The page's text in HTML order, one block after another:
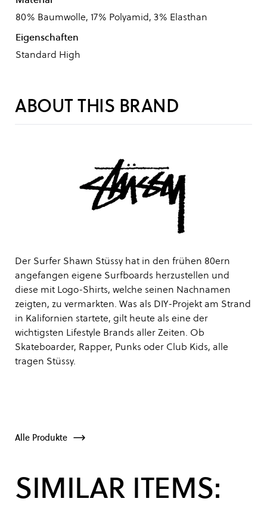
80% Baumwolle, 17% Polyamid, 3% Elasthan
Eigenschaften
Standard High
ABOUT THIS BRAND
Der Surfer Shawn Stüssy hat in den frühen 80ern
angefangen eigene Surfboards herzustellen und
diese mit Logo-Shirts, welche seinen Nachnamen
zeigten, zu vermarkten. Was als DIY-Projekt am Strand
in Kalifornien startete, gilt heute als eine der
wichtigsten Lifestyle Brands aller Zeiten. Ob
Skateboarder, Rapper, Punks oder Club Kids, alle
tragen Stüssy.
Alle Produkte
SIMILAR ITEMS: